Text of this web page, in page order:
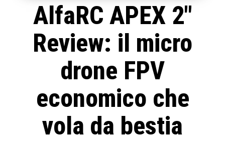
AlfaRC APEX 2″
Review: il micro
drone FPV
economico che
vola da bestia